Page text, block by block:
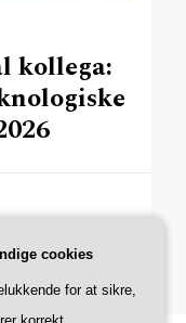
kollega:
cookies
for at sikre,